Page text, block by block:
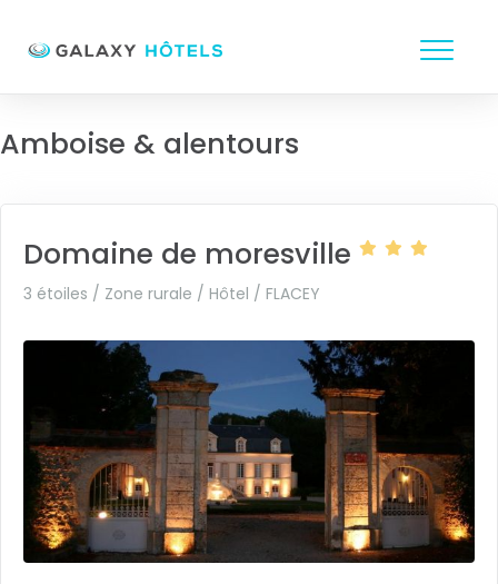
Amboise & alentours
Domaine de moresville
3 étoiles / Zone rurale / Hôtel / FLACEY